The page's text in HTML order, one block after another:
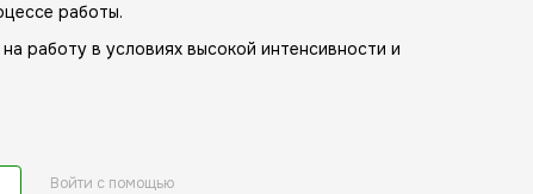
работы.
работу в условиях высокой интенсивности и
Войти с помощью